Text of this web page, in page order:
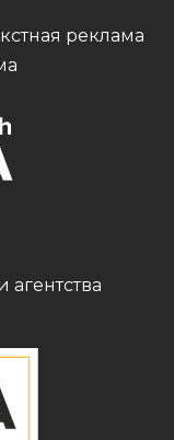
реклама
агентства